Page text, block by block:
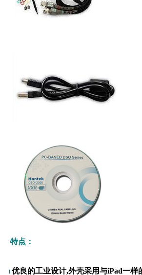
特点 ：
l优良的工业设计,外壳采用与iPad一样